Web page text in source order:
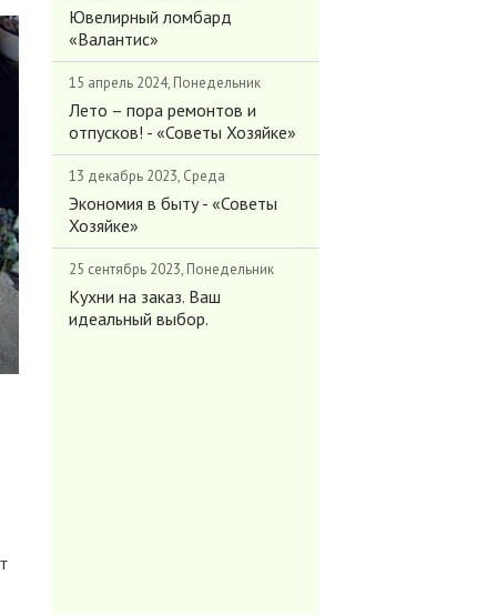
Ювелирный ломбард
«Валантис»
15 апрель 2024, Понедельник
Лето – пора ремонтов и
отпусков! - «Советы Хозяйке»
13 декабрь 2023, Среда
Экономия в быту - «Советы
Хозяйке»
25 сентябрь 2023, Понедельник
Кухни на заказ. Ваш
идеальный выбор.